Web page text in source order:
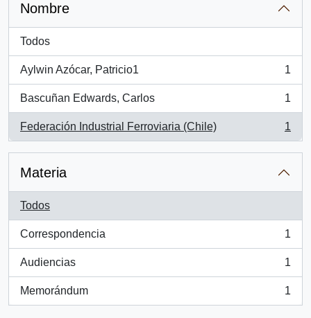
Nombre
Todos
Aylwin Azócar, Patricio1
, 1 resultados
1
Bascuñan Edwards, Carlos
, 1 resultados
1
Federación Industrial Ferroviaria (Chile)
, 1 resultados
1
Materia
Todos
Correspondencia
, 1 resultados
1
Audiencias
, 1 resultados
1
Memorándum
, 1 resultados
1